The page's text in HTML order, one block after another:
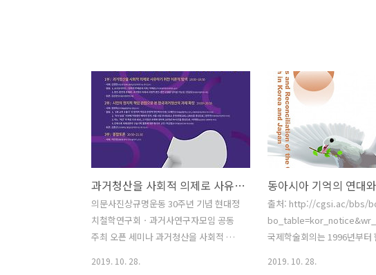
과거청산을 사회적 의제로 사유하기
의문사진상규명운동 30주년 기념 현대정
치철학연구회ㆍ과거사연구자모임 공동
주최 오픈 세미나 과거청산을 사회적 의
2019. 10. 28.
출처: http://cgsi.ac/bbs/
국제학술회의는 1996년부터
2019. 10. 28.